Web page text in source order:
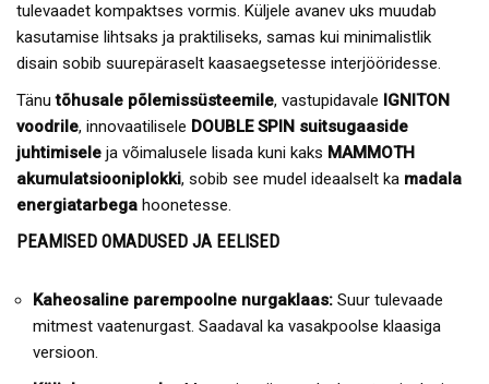
tulevaadet kompaktses vormis. Küljele avanev uks muudab
kasutamise lihtsaks ja praktiliseks, samas kui minimalistlik
disain sobib suurepäraselt kaasaegsetesse interjööridesse.
Tänutõhusale põlemissüsteemile, vastupidavale IGNITON
voodrile, innovaatilisele DOUBLE SPIN suitsugaaside
juhtimisele ja võimalusele lisada kuni kaks MAMMOTH
akumulatsiooniplokki, sobib see mudel ideaalselt ka madala
energiatarbega hoonetesse.
PEAMISED OMADUSED JA EELISED
Kaheosaline parempoolne nurgaklaas: Suur tulevaade
mitmest vaatenurgast. Saadaval ka vasakpoolse klaasiga
versioon.